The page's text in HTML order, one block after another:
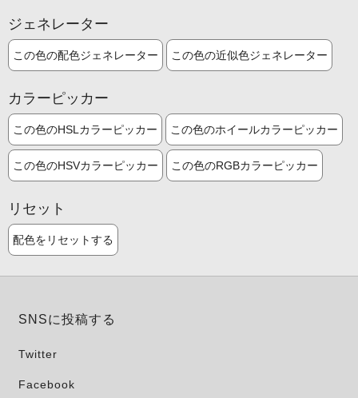
ジェネレーター
この色の配色ジェネレーター この色の近似色ジェネレーター
カラーピッカー
この色のHSLカラーピッカー この色のホイールカラーピッカー
この色のHSVカラーピッカー この色のRGBカラーピッカー
リセット
配色をリセットする
SNSに投稿する
Twitter
Facebook